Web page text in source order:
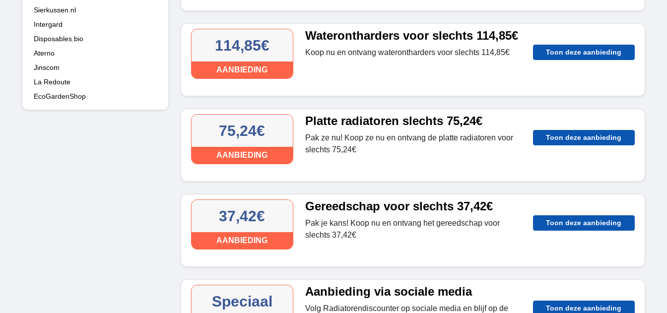
Sierkussen.nl
Intergard
Disposables.bio
Aterno
Jinscom
La Redoute
EcoGardenShop
114,85€
AANBIEDING
Waterontharders voor slechts 114,85€
Koop nu en ontvang waterontharders voor slechts 114,85€ Toon deze aanbieding
75,24€
AANBIEDING
Platte radiatoren slechts 75,24€
Pak ze nu! Koop ze nu en ontvang de platte radiatoren voor
slechts 75,24€
Toon deze aanbieding
37,42€
AANBIEDING
Gereedschap voor slechts 37,42€
Pak je kans! Koop nu en ontvang het gereedschap voor
slechts 37,42€
Toon deze aanbieding
Speciaal
Aanbieding via sociale media
Volg Radiatorendiscounter op sociale media en blijf op de
Toon deze aanbieding